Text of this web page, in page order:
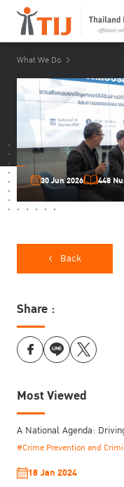
What We Do
30 Jun 2026 448
Back
Share :
Most Viewed
A National Agenda:
#Crime Prevention and
18 Jan 2024